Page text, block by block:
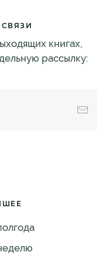
книгах,
рассылку: